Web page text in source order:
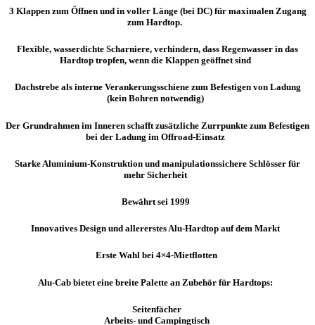
3 Klappen zum Öffnen und in voller Länge (bei DC) für maximalen Zugang
zum Hardtop.
Flexible, wasserdichte Scharniere, verhindern, dass Regenwasser in das
Hardtop tropfen, wenn die Klappen geöffnet sind
Dachstrebe als interne Verankerungsschiene zum Befestigen von Ladung
(kein Bohren notwendig)
Der Grundrahmen im Inneren schafft zusätzliche Zurrpunkte zum Befestigen
bei der Ladung im Offroad-Einsatz
Starke Aluminium-Konstruktion und manipulationssichere Schlösser für
mehr Sicherheit
Bewährt sei 1999
Innovatives Design und allererstes Alu-Hardtop auf dem Markt
Erste Wahl bei 4×4-Mietflotten
Alu-Cab bietet eine breite Palette an Zubehör für Hardtops:
Seitenfächer
Arbeits- und Campingtisch